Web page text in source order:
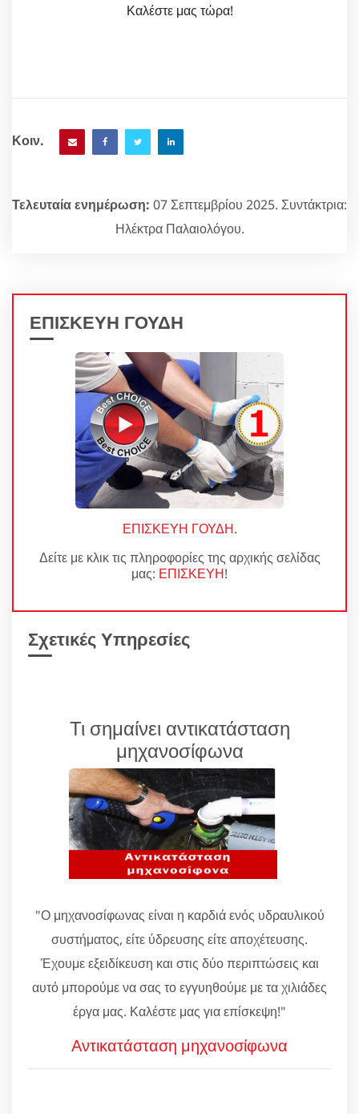
Καλέστε μας τώρα!
Κοιν.
Τελευταία ενημέρωση: 07 Σεπτεμβρίου 2025. Συντάκτρια:
Ηλέκτρα Παλαιολόγου.
ΕΠΙΣΚΕΥΗ ΓΟΥΔΗ
ΕΠΙΣΚΕΥΗ ΓΟΥΔΗ.
Δείτε με κλικ τις πληροφορίες της αρχικής σελίδας
μας: ΕΠΙΣΚΕΥΗ!
Σχετικές Υπηρεσίες
Τι σημαίνει αντικατάσταση
μηχανοσίφωνα
"Ο μηχανοσίφωνας είναι η καρδιά ενός υδραυλικού
συστήματος, είτε ύδρευσης είτε αποχέτευσης.
Έχουμε εξειδίκευση και στις δύο περιπτώσεις και
αυτό μπορούμε να σας το εγγυηθούμε με τα χιλιάδες
έργα μας. Καλέστε μας για επίσκεψη!"
Αντικατάσταση μηχανοσίφωνα